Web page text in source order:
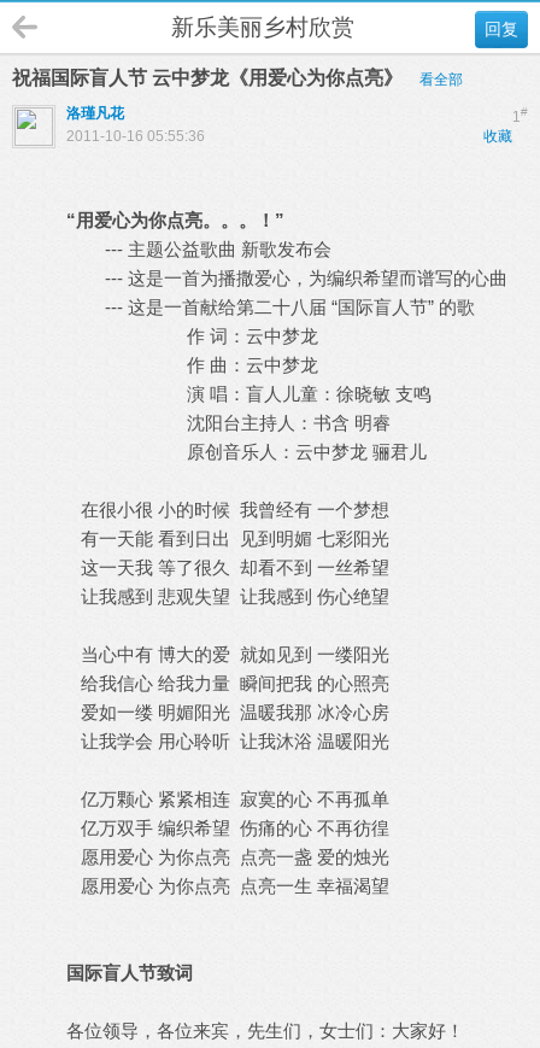
回复
新乐美丽乡村欣赏
祝福国际盲人节 云中梦龙《用爱心为你点亮》 看全部
1#
洛瑾凡花
收藏
2011-10-16 05:55:36
“用爱心为你点亮。。。！”
--- 主题公益歌曲 新歌发布会
--- 这是一首为播撒爱心，为编织希望而谱写的心曲
--- 这是一首献给第二十八届 “国际盲人节” 的歌
作 词：云中梦龙
作 曲：云中梦龙
演 唱：盲人儿童：徐晓敏 支鸣
沈阳台主持人：书含 明睿
原创音乐人：云中梦龙 骊君儿
在很小很 小的时候 我曾经有 一个梦想
有一天能 看到日出 见到明媚 七彩阳光
这一天我 等了很久 却看不到 一丝希望
让我感到 悲观失望 让我感到 伤心绝望
当心中有 博大的爱 就如见到 一缕阳光
给我信心 给我力量 瞬间把我 的心照亮
爱如一缕 明媚阳光 温暖我那 冰冷心房
让我学会 用心聆听 让我沐浴 温暖阳光
亿万颗心 紧紧相连 寂寞的心 不再孤单
亿万双手 编织希望 伤痛的心 不再彷徨
愿用爱心 为你点亮 点亮一盏 爱的烛光
愿用爱心 为你点亮 点亮一生 幸福渴望
国际盲人节致词
各位领导，各位来宾，先生们，女士们：大家好！